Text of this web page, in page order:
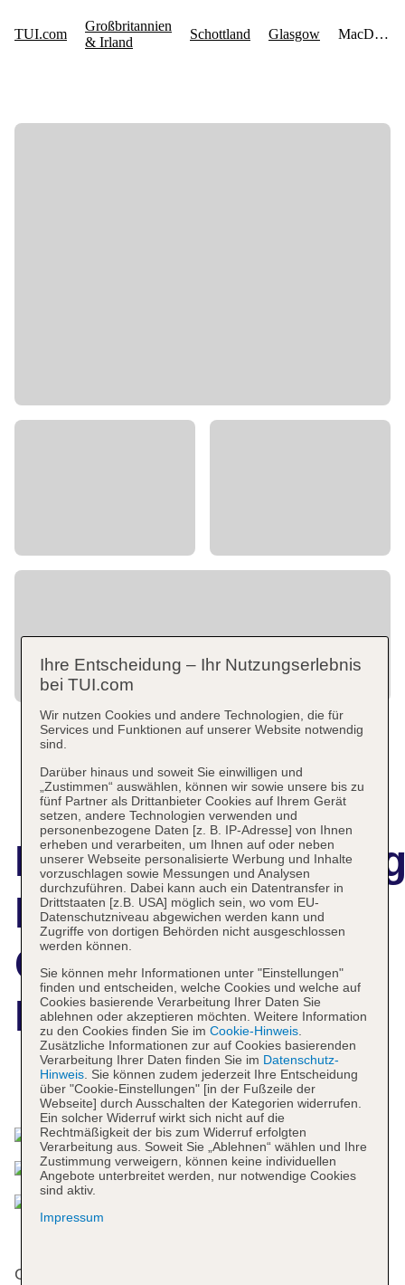
MacDonald
Crutherland
House
Das bietet Ihre Unterkunft
Gerne heißt das Hotel die Gäste in einem 3-
Ihre Entscheidung – Ihr Nutzungserlebnis
bei TUI.com
Wir nutzen Cookies und andere Technologien, die für
Services und Funktionen auf unserer Website notwendig
sind.
Darüber hinaus und soweit Sie einwilligen und
„Zustimmen“ auswählen, können wir sowie unsere bis zu
fünf Partner als Drittanbieter Cookies auf Ihrem Gerät
setzen, andere Technologien verwenden und
personenbezogene Daten [z. B. IP-Adresse] von Ihnen
erheben und verarbeiten, um Ihnen auf oder neben
unserer Webseite personalisierte Werbung und Inhalte
vorzuschlagen sowie Messungen und Analysen
durchzuführen. Dabei kann auch ein Datentransfer in
Drittstaaten [z.B. USA] möglich sein, wo vom EU-
Datenschutzniveau abgewichen werden kann und
Zugriffe von dortigen Behörden nicht ausgeschlossen
werden können.
Sie können mehr Informationen unter "Einstellungen"
finden und entscheiden, welche Cookies und welche auf
Cookies basierende Verarbeitung Ihrer Daten Sie
ablehnen oder akzeptieren möchten. Weitere Information
zu den Cookies finden Sie im Cookie-Hinweis.
Zusätzliche Informationen zur auf Cookies basierenden
Verarbeitung Ihrer Daten finden Sie im Datenschutz-
Hinweis. Sie können zudem jederzeit Ihre Entscheidung
über "Cookie-Einstellungen" [in der Fußzeile der
Webseite] durch Ausschalten der Kategorien widerrufen.
Ein solcher Widerruf wirkt sich nicht auf die
Rechtmäßigkeit der bis zum Widerruf erfolgten
Verarbeitung aus. Soweit Sie „Ablehnen“ wählen und Ihre
Zustimmung verweigern, können keine individuellen
Angebote unterbreitet werden, nur notwendige Cookies
sind aktiv.
Impressum